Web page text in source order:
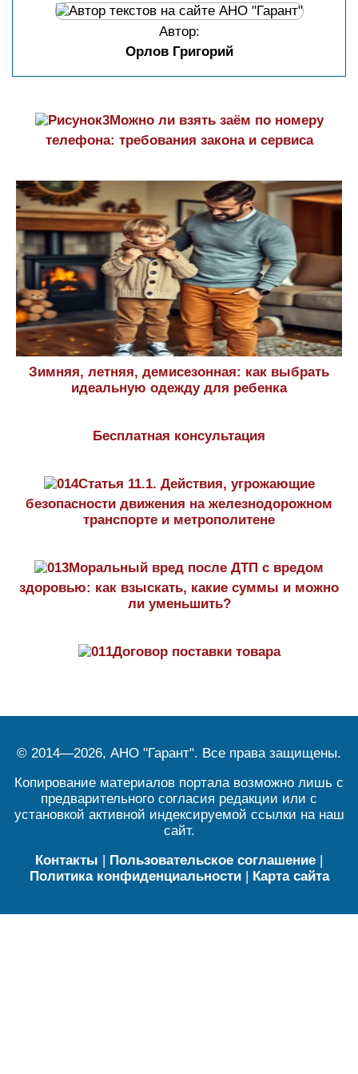
Автор:
Орлов Григорий
Можно ли взять заём по номеру
телефона: требования закона и сервиса
Зимняя, летняя, демисезонная: как выбрать
идеальную одежду для ребенка
Бесплатная консультация
Статья 11.1. Действия, угрожающие
безопасности движения на железнодорожном
транспорте и метрополитене
Моральный вред после ДТП с вредом
здоровью: как взыскать, какие суммы и можно
ли уменьшить?
Договор поставки товара
© 2014—2026, АНО "Гарант". Все права защищены.
Копирование материалов портала возможно лишь с
предварительного согласия редакции или с
установкой активной индексируемой ссылки на наш
сайт.
Контакты | Пользовательское соглашение |
Политика конфиденциальности| Карта сайта